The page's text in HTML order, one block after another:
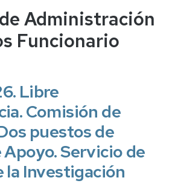
Administración
Funcionario
Libre
Comisión de
puestos de
Apoyo. Servicio de
la Investigación